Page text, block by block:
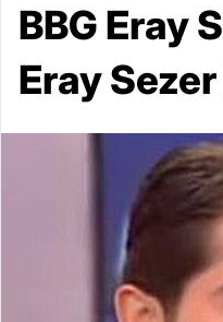
BBG Eray
Eray